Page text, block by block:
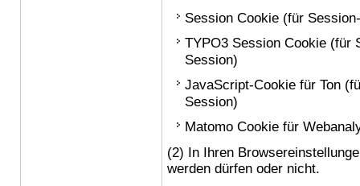
Session Cookie(für Session
TYPO3 Session Cookie(für
Session)
JavaScript-Cookiefür Ton
Session)
Matomo Cookiefür
(2) In Ihren
werden dürfen oder nicht.